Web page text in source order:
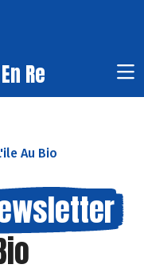
Re
Au Bio